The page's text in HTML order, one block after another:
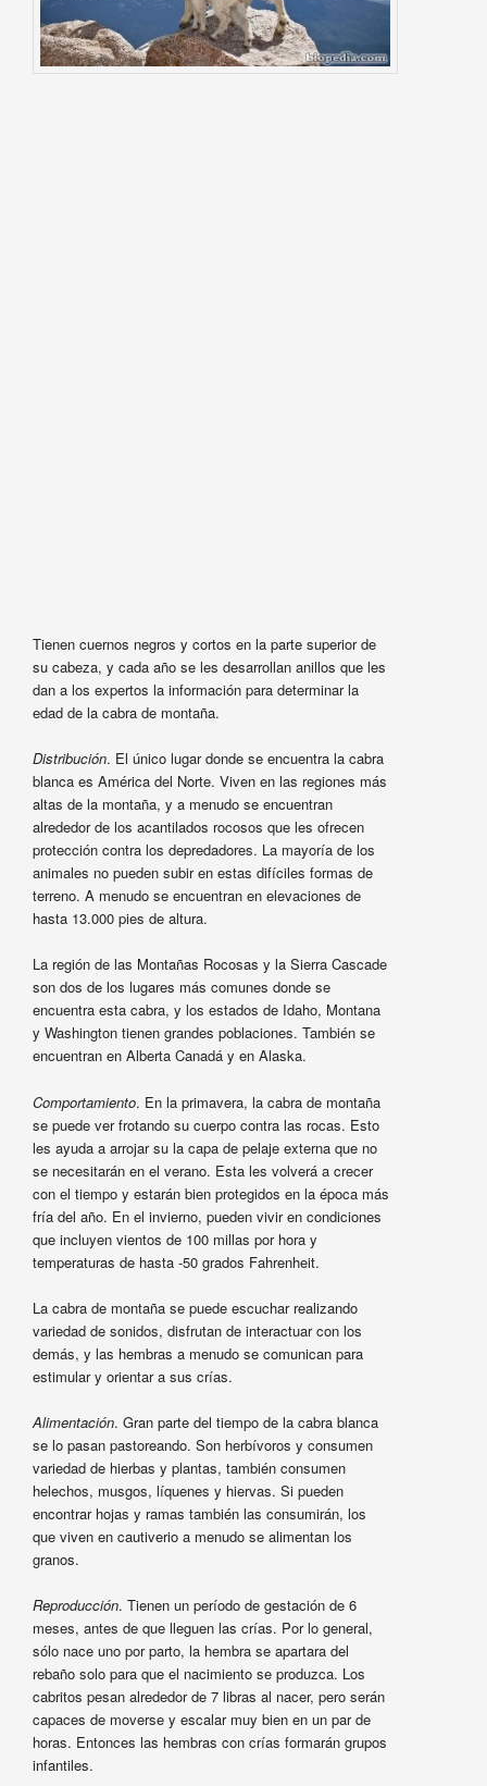
Tienen cuernos negros y cortos en la parte superior de
su cabeza, y cada año se les desarrollan anillos que les
dan a los expertos la información para determinar la
edad de la cabra de montaña.
Distribución. El único lugar donde se encuentra la cabra
blanca es América del Norte. Viven en las regiones más
altas de la montaña, y a menudo se encuentran
alrededor de los acantilados rocosos que les ofrecen
protección contra los depredadores. La mayoría de los
animales no pueden subir en estas difíciles formas de
terreno. A menudo se encuentran en elevaciones de
hasta 13.000 pies de altura.
La región de las Montañas Rocosas y la Sierra Cascade
son dos de los lugares más comunes donde se
encuentra esta cabra, y los estados de Idaho, Montana
y Washington tienen grandes poblaciones. También se
encuentran en Alberta Canadá y en Alaska.
Comportamiento. En la primavera, la cabra de montaña
se puede ver frotando su cuerpo contra las rocas. Esto
les ayuda a arrojar su la capa de pelaje externa que no
se necesitarán en el verano. Esta les volverá a crecer
con el tiempo y estarán bien protegidos en la época más
fría del año. En el invierno, pueden vivir en condiciones
que incluyen vientos de 100 millas por hora y
temperaturas de hasta -50 grados Fahrenheit.
La cabra de montaña se puede escuchar realizando
variedad de sonidos, disfrutan de interactuar con los
demás, y las hembras a menudo se comunican para
estimular y orientar a sus crías.
Alimentación. Gran parte del tiempo de la cabra blanca
se lo pasan pastoreando. Son herbívoros y consumen
variedad de hierbas y plantas, también consumen
helechos, musgos, líquenes y hiervas. Si pueden
encontrar hojas y ramas también las consumirán, los
que viven en cautiverio a menudo se alimentan los
granos.
Reproducción. Tienen un período de gestación de 6
meses, antes de que lleguen las crías. Por lo general,
sólo nace uno por parto, la hembra se apartara del
rebaño solo para que el nacimiento se produzca. Los
cabritos pesan alrededor de 7 libras al nacer, pero serán
capaces de moverse y escalar muy bien en un par de
horas. Entonces las hembras con crías formarán grupos
infantiles.